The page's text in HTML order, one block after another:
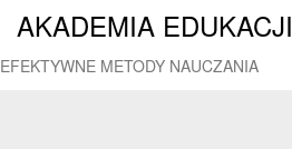
AKADEMIA EDUKACJI
EFEKTYWNE METODY NAUCZANIA